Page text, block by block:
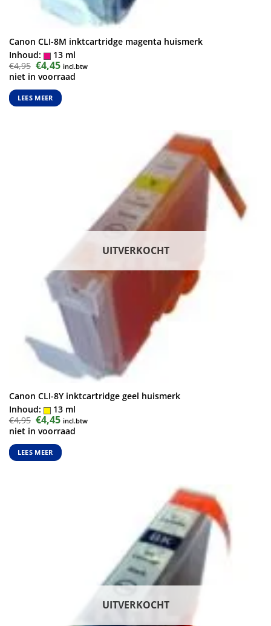
Canon CLI-8M inktcartridge magenta huismerk
Inhoud:
13 ml
€4,95 Oorspronkelijke
prijs
was:
€4,95.
€4,45Huidige
prijs
is:
incl.btw
niet in voorraad
LEES MEER
UITVERKOCHT
Canon CLI-8Y inktcartridge geel huismerk
Inhoud:
13 ml
€4,95 Oorspronkelijke
prijs
was:
€4,95.
€4,45Huidige
prijs
is:
incl.btw
niet in voorraad
LEES MEER
UITVERKOCHT